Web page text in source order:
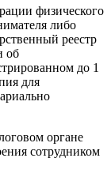
физического
либо
реестр
об
до 1
для
органе
сотрудником